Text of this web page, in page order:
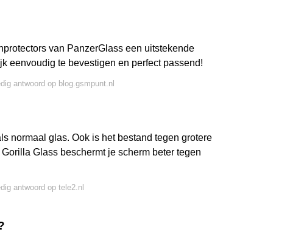
van PanzerGlass een uitstekende
eenvoudig te bevestigen en perfect passend!
antwoord op blog.gsmpunt.nl
normaal glas. Ook is het bestand tegen grotere
Glass beschermt je scherm beter tegen
antwoord op tele2.nl